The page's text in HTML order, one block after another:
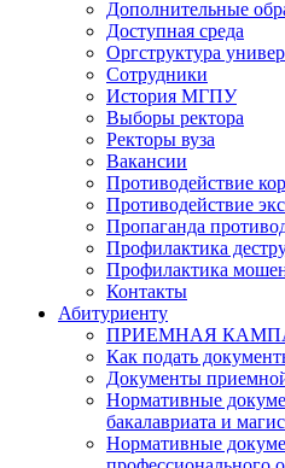
Дополнительные
Доступная среда
Оргструктура
Сотрудники
История МГПУ
Выборы ректора
Ректоры вуза
Вакансии
Противодействие
Противодействие
Пропаганда
Профилактика
Профилактика
Контакты
Абитуриенту
ПРИЕМНАЯ
Как подать
Документы
Нормативные
бакалавриата и
Нормативные